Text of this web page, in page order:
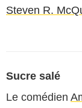
Steven R.
Sucre salé
Le comédien